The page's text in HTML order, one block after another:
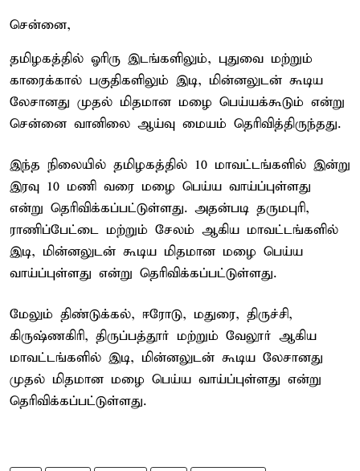
சென்னை,
தமிழகத்தில் ஓரிரு இடங்களிலும், புதுவை மற்றும்
காரைக்கால் பகுதிகளிலும் இடி, மின்னலுடன் கூடிய
லேசானது முதல் மிதமான மழை பெய்யக்கூடும் என்று
சென்னை வானிலை ஆய்வு மையம் தெரிவித்திருந்தது.
இந்த நிலையில் தமிழகத்தில் 10 மாவட்டங்களில் இன்று
இரவு 10 மணி வரை மழை பெய்ய வாய்ப்புள்ளது
என்று தெரிவிக்கப்பட்டுள்ளது. அதன்படி தருமபுரி,
ராணிப்பேட்டை மற்றும் சேலம் ஆகிய மாவட்டங்களில்
இடி, மின்னலுடன் கூடிய மிதமான மழை பெய்ய
வாய்ப்புள்ளது என்று தெரிவிக்கப்பட்டுள்ளது.
மேலும் திண்டுக்கல், ஈரோடு, மதுரை, திருச்சி,
கிருஷ்ணகிரி, திருப்பத்தூர் மற்றும் வேலூர் ஆகிய
மாவட்டங்களில் இடி, மின்னலுடன் கூடிய லேசானது
முதல் மிதமான மழை பெய்ய வாய்ப்புள்ளது என்று
தெரிவிக்கப்பட்டுள்ளது.